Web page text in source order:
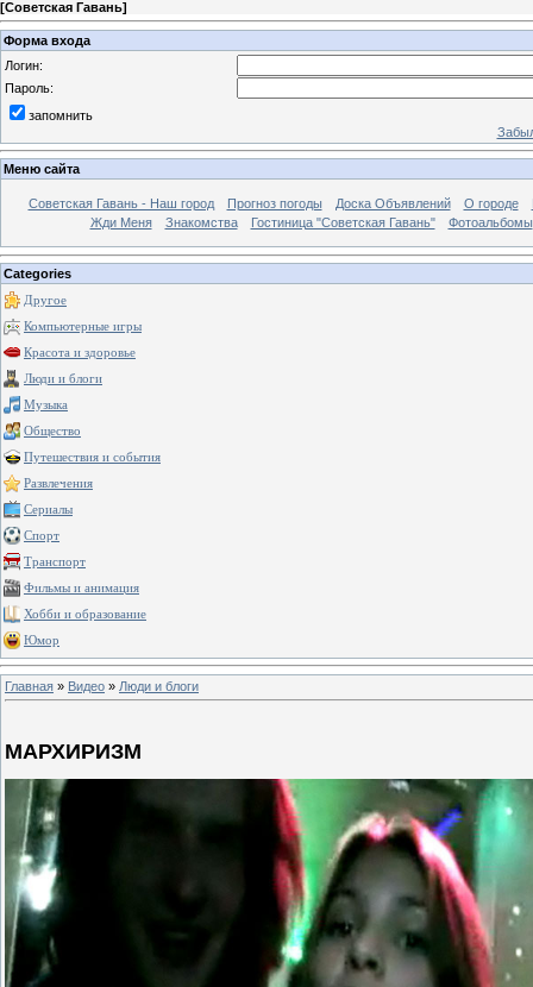
[Советская Гавань]
Форма входа
Логин:
Пароль:
запомнить
Меню сайта
Советская Гавань - Наш город Прогноз погоды Доска Объявлений О городе
Жди Меня
Знакомства Гостиница "Советская Гавань" Фотоальбомы
Categories
Другое
Компьютерные игры
Красота и здоровье
Люди и блоги
Музыка
Общество
Путешествия и события
Развлечения
Сериалы
Спорт
Транспорт
Фильмы и анимация
Хобби и образование
Юмор
Главная » Видео » Люди и блоги
МАРХИРИЗМ